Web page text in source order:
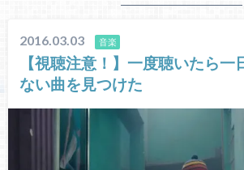
2016.03.03 音楽
【視聴注意！】一度聴いたら一
ない曲を見つけた